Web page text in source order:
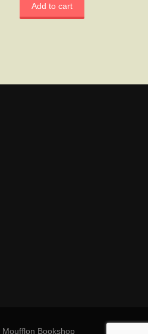
Add to cart
Bookshop